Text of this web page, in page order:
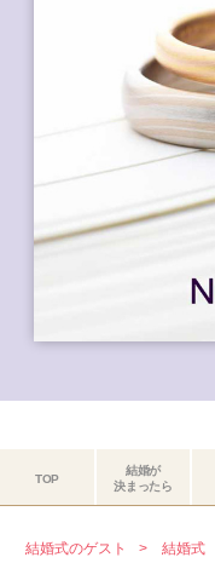
TOP
結婚が
決まったら
結婚式のゲスト 結婚式